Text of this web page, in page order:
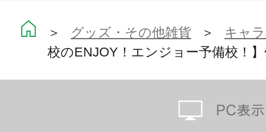
＞ グッズ・その他雑貨 ＞ キャ
校のENJOY！エンジョー予備校！